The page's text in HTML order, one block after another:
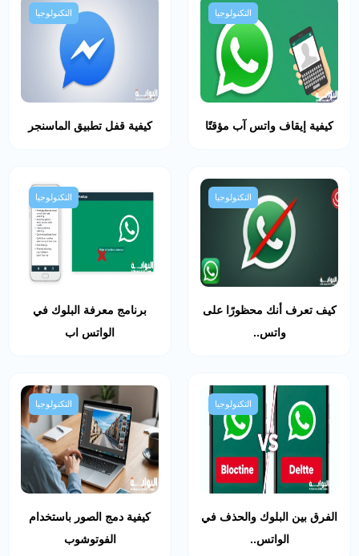
التكنولوجيا
كيفية إيقاف واتس آب مؤقتًا
التكنولوجيا
كيفية قفل تطبيق الماسنجر
التكنولوجيا
كيف تعرف أنك محظورًا على
واتس..
التكنولوجيا
برنامج معرفة البلوك في
الواتس اب
التكنولوجيا
الفرق بين البلوك والحذف في
الواتس..
التكنولوجيا
كيفية دمج الصور باستخدام
الفوتوشوب